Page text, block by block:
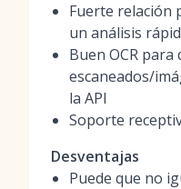
Fuerte relación
un análisis
Buen OCR
escaneados/
la API
Soporte
Desventajas
Puede que no